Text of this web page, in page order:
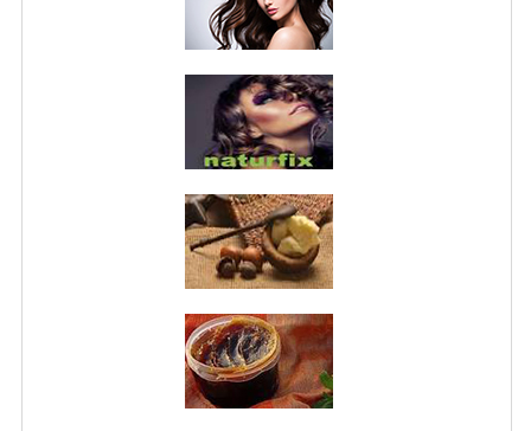
NORMATIVA PRIVACY
CONDIZIONI DI VENDITA
MAPPA DEL SITO
BUONI SCONTO
CANCELLA NEWSLETTER
BLOG
FREE-INFO